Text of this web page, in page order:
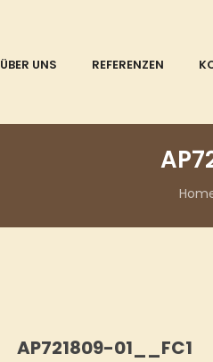
ÜBER UNS REFERENZEN
AP721809-01__FC1